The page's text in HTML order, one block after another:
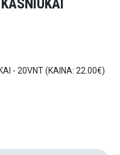
- 20VNT (KAINA: 22.00€)